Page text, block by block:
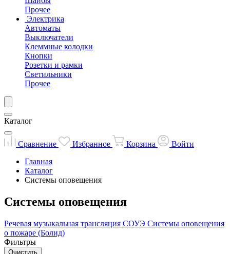
Прочее
Электрика
Автоматы
Выключатели
Клеммные колодки
Кнопки
Розетки и рамки
Светильники
Прочее
Каталог
Сравнение Избранное Корзина
Войти
Главная
Каталог
Системы оповещения
Системы оповещения
Речевая музыкальная трансляция СОУЭ Системы оповещения
о пожаре (Болид)
Фильтры
Очистить